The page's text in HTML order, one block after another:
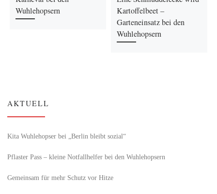
Wuhlehopsern
Kartoffelbeet –
Garteneinsatz bei den
Wuhlehopsern
AKTUELL
Kita Wuhlehopser bei „Berlin bleibt sozial“
Pflaster Pass – kleine Notfallhelfer bei den Wuhlehopsern
Gemeinsam für mehr Schutz vor Hitze